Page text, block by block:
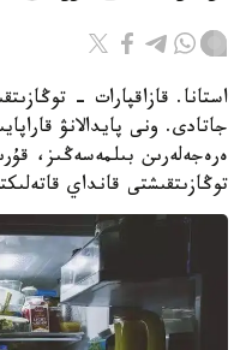
استانا. قازاقپارات -
جاتادى. ونى پايدالانۋ
ەرەجەلەرىن بىلمەسەڭىز،
توڭازىتقىشتى قانداي